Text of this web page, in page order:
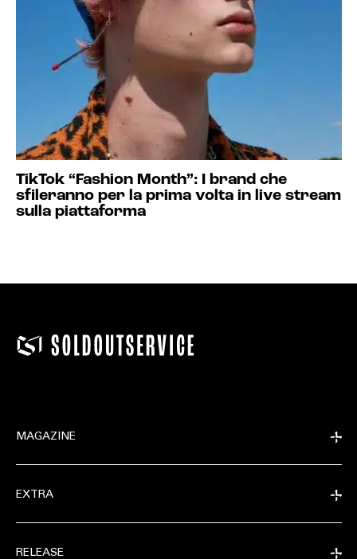
TikTok “Fashion Month”: I brand che
sfileranno per la prima volta in live stream
sulla piattaforma
MAGAZINE
EXTRA
RELEASE